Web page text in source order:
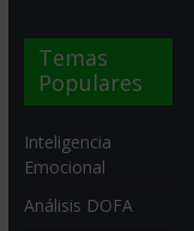
Temas
Populares
Inteligencia
Emocional
Análisis DOFA